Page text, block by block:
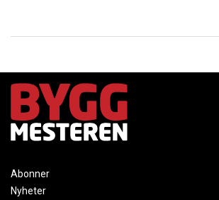
Abonner
Nyheter